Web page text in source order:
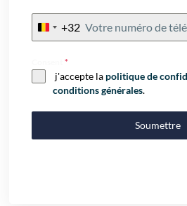
Belgium
+32
Consent*
j'accepte la politique de
conditions générales.
Soumettre